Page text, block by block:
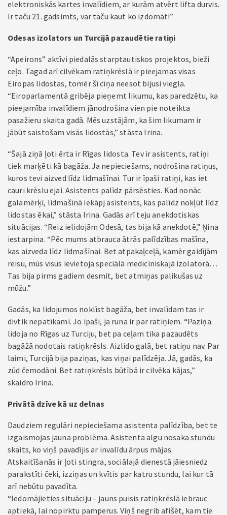
elektroniskās kartes invalīdiem, ar kurām atvērt lifta durvis.
Ir taču 21. gadsimts, var taču kaut ko izdomāt!”
Odesas izolators un Turcijā pazaudētie ratiņi
“Apeirons” aktīvi piedalās starptautiskos projektos, bieži
ceļo. Tagad arī cilvēkam ratiņkrēslā ir pieejamas visas
Eiropas lidostas, tomēr šī cīņa neesot bijusi viegla.
“Eiroparlamentā gribēja pieņemt likumu, kas paredzētu, ka
pieejamība invalīdiem jānodrošina vien pie noteikta
pasažieru skaita gadā. Mēs uzstājām, ka šim likumam ir
jābūt saistošam visās lidostās,” stāsta Irina.
“Šajā ziņā ļoti ērta ir Rīgas lidosta. Tev ir asistents, ratiņi
tiek marķēti kā bagāža. Ja nepieciešams, nodrošina ratiņus,
kuros tevi aizved līdz lidmašīnai. Tur ir īpaši ratiņi, kas iet
cauri krēslu ejai. Asistents palīdz pārsēsties. Kad nonāc
galamērķī, lidmašīnā iekāpj asistents, kas palīdz nokļūt līdz
lidostas ēkai,” stāsta Irina. Gadās arī teju anekdotiskas
situācijas. “Reiz ielidojām Odesā, tas bija kā anekdotē,” Ņina
iestarpina. “Pēc mums atbrauca ātrās palīdzības mašīna,
kas aizveda līdz lidmašīnai. Bet atpakaļceļā, kamēr gaidījām
reisu, mūs visus ievietoja speciālā medicīniskajā izolatorā…
Tas bija pirms gadiem desmit, bet atmiņas palikušas uz
mūžu.”
Gadās, ka lidojumos noklīst bagāža, bet invalīdam tas ir
divtik nepatīkami. Jo īpaši, ja runa ir par ratiņiem. “Paziņa
lidoja no Rīgas uz Turciju, bet pa ceļam tika pazaudēts
bagāžā nodotais ratiņkrēsls. Aizlido galā, bet ratiņu nav. Par
laimi, Turcijā bija paziņas, kas viņai palīdzēja. Jā, gadās, ka
zūd čemodāni. Bet ratiņkrēsls būtībā ir cilvēka kājas,”
skaidro Irina.
Privātā dzīve kā uz delnas
Daudziem regulāri nepieciešama asistenta palīdzība, bet te
izgaismojas jauna problēma. Asistenta algu nosaka stundu
skaits, ko viņš pavadījis ar invalīdu ārpus mājas.
Atskaitīšanās ir ļoti stingra, sociālajā dienestā jāiesniedz
parakstīti čeki, izziņas un kvītis par katru stundu, lai kur tā
arī nebūtu pavadīta.
“Iedomājieties situāciju – jauns puisis ratiņkrēslā iebrauc
aptiekā, lai nopirktu pamperus. Viņš negrib afišēt, kam tie